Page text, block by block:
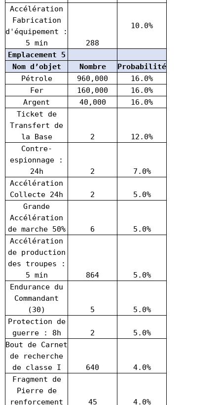
Accélération
Fabrication
d'équipement :
5 min
288
10.0%
Emplacement 5
Nom d’objet
Nombre
Probabilité
Pétrole
960,000
16.0%
Fer
160,000
16.0%
Argent
40,000
16.0%
Ticket de
Transfert de
la Base
2
12.0%
Contre-
espionnage :
24h
2
7.0%
Accélération
Collecte 24h
2
5.0%
Grande
Accélération
de marche 50%
6
5.0%
Accélération
de production
des troupes :
5 min
864
5.0%
Endurance du
Commandant
(30)
5
5.0%
Protection de
guerre : 8h
2
5.0%
Bout de Carnet
de recherche
de classe I
640
4.0%
Fragment de
Pierre de
renforcement
45 4.0%